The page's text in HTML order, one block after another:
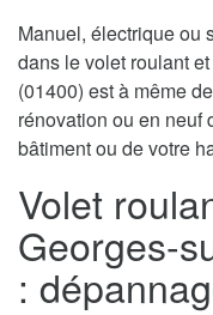
Manuel, électrique ou
dans le volet roulant
(01400) est à même
rénovation ou en neuf
bâtiment ou de votre
Volet
Georges-
: